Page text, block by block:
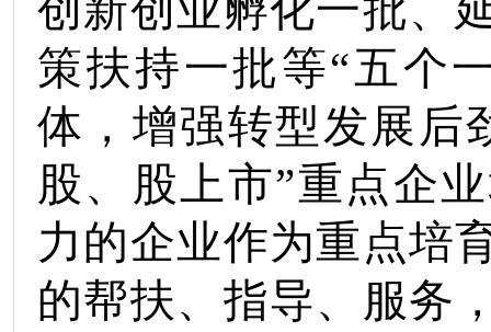
策扶持一批等“五个
体，增强转型发展后
股、股上市”重点企
力的企业作为重点培
的帮扶、指导、服务